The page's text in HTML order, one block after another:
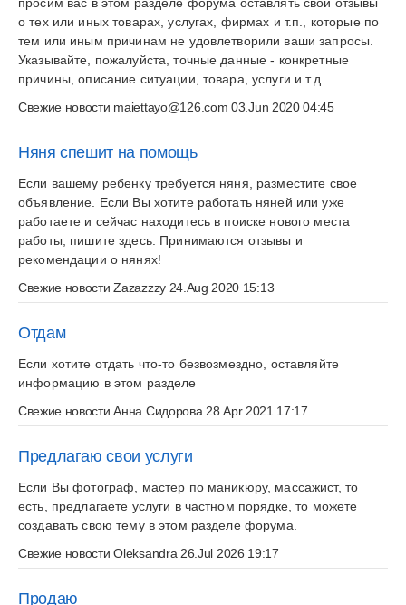
о тех или иных товарах, услугах, фирмах и т.п., которые по
тем или иным причинам не удовлетворили ваши запросы.
Указывайте, пожалуйста, точные данные - конкретные
причины, описание ситуации, товара, услуги и т.д.
Свежие новости maiettayo@126.com 03.Jun 2020 04:45
Няня спешит на помощь
Если вашему ребенку требуется няня, разместите свое
объявление. Если Вы хотите работать няней или уже
работаете и сейчас находитесь в поиске нового места
работы, пишите здесь. Принимаются отзывы и
рекомендации о нянях!
Свежие новостиZazazzzy24.Aug 2020 15:13
Отдам
Если хотите отдать что-то безвозмездно, оставляйте
информацию в этом разделе
Свежие новостиАнна Сидорова 28.Apr 2021 17:17
Предлагаю свои услуги
Если Вы фотограф, мастер по маникюру, массажист, то
есть, предлагаете услуги в частном порядке, то можете
создавать свою тему в этом разделе форума.
Свежие новостиOleksandra 26.Jul 2026 19:17
Продаю